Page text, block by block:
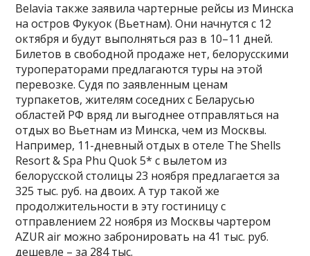
Belavia также заявила чартерные рейсы из Минска
на остров Фукуок (Вьетнам). Они начнутся с 12
октября и будут выполняться раз в 10–11 дней.
Билетов в свободной продаже нет, белорусскими
туроператорами предлагаются туры на этой
перевозке. Судя по заявленным ценам
турпакетов, жителям соседних с Беларусью
областей РФ вряд ли выгоднее отправляться на
отдых во Вьетнам из Минска, чем из Москвы.
Например, 11-дневный отдых в отеле The Shells
Resort & Spa Phu Quok 5* с вылетом из
белорусской столицы 23 ноября предлагается за
325 тыс. руб. на двоих. А тур такой же
продолжительности в эту гостиницу с
отправлением 22 ноября из Москвы чартером
AZUR air можно забронировать на 41 тыс. руб.
дешевле – за 284 тыс.